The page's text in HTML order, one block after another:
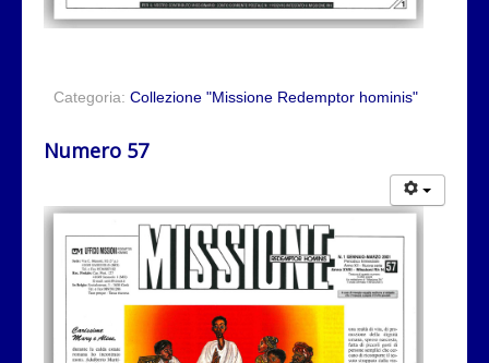
Categoria: Collezione "Missione Redemptor hominis"
Numero 57